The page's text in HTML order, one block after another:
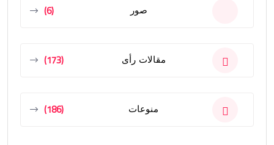
صور (6)
مقالات رأى (173)
منوعات (186)